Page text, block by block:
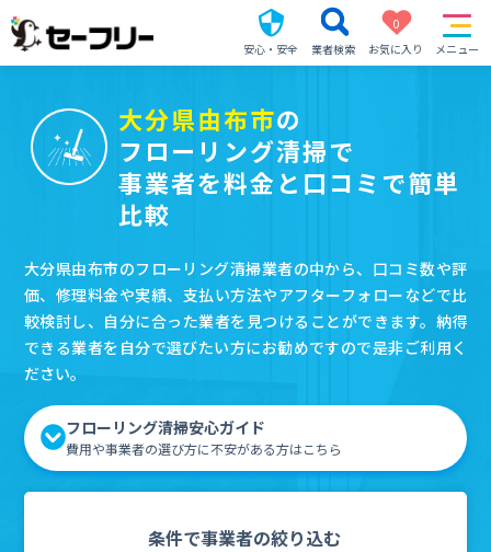
安心・安全 業者検索
0
お気に入り
メニュー
大分県由布市の
フローリング清掃で
事業者を料金と口コミで簡単
比較
大分県由布市のフローリング清掃業者の中から、口コミ数や評
価、修理料金や実績、支払い方法やアフターフォローなどで比
較検討し、自分に合った業者を見つけることができます。納得
できる業者を自分で選びたい方にお勧めですので是非ご利用く
ださい。
フローリング清掃安心ガイド
費用や事業者の選び方に不安がある方はこちら
条件で事業者の絞り込む